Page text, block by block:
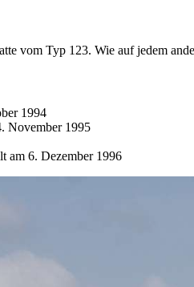
vom Typ 123. Wie auf jedem
1994
November 1995
am 6. Dezember 1996